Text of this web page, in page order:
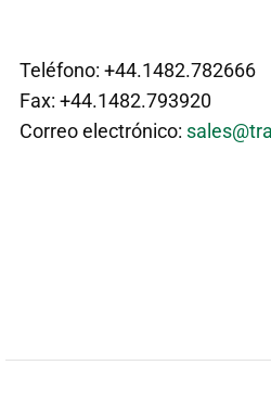
Teléfono: +44.1482.782666
Fax: +44.1482.793920
Correo electrónico: